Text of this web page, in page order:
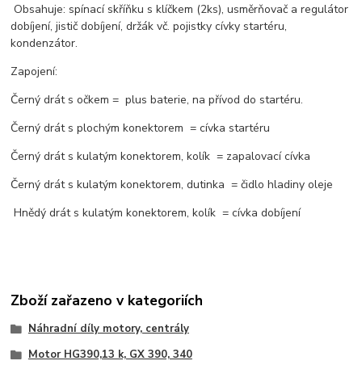
Obsahuje: spínací skříňku s klíčkem (2ks), usměrňovač a regulátor
dobíjení, jistič dobíjení, držák vč. pojistky cívky startéru,
kondenzátor.
Zapojení:
Černý drát s očkem = plus baterie, na přívod do startéru.
Černý drát s plochým konektorem = cívka startéru
Černý drát s kulatým konektorem, kolík = zapalovací cívka
Černý drát s kulatým konektorem, dutinka = čidlo hladiny oleje
Hnědý drát s kulatým konektorem, kolík = cívka dobíjení
Zboží zařazeno v kategoriích
Náhradní díly motory, centrály
Motor HG390,13 k, GX 390, 340